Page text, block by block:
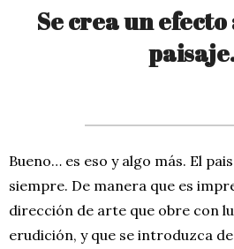
Se crea un
Bueno… es eso y algo más. El
siempre. De manera que es
dirección de arte que obre con
erudición, y que se introduzca